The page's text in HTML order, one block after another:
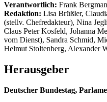
Verantwortlich: Frank
Redaktion: Lisa Brüßler,
(stellv. Chefredakteur), Nina
Claus Peter Kosfeld, Johanna
vom Dienst), Sandra Schmid,
Helmut Stoltenberg, Alexander
Herausgeber
Deutscher Bundestag,